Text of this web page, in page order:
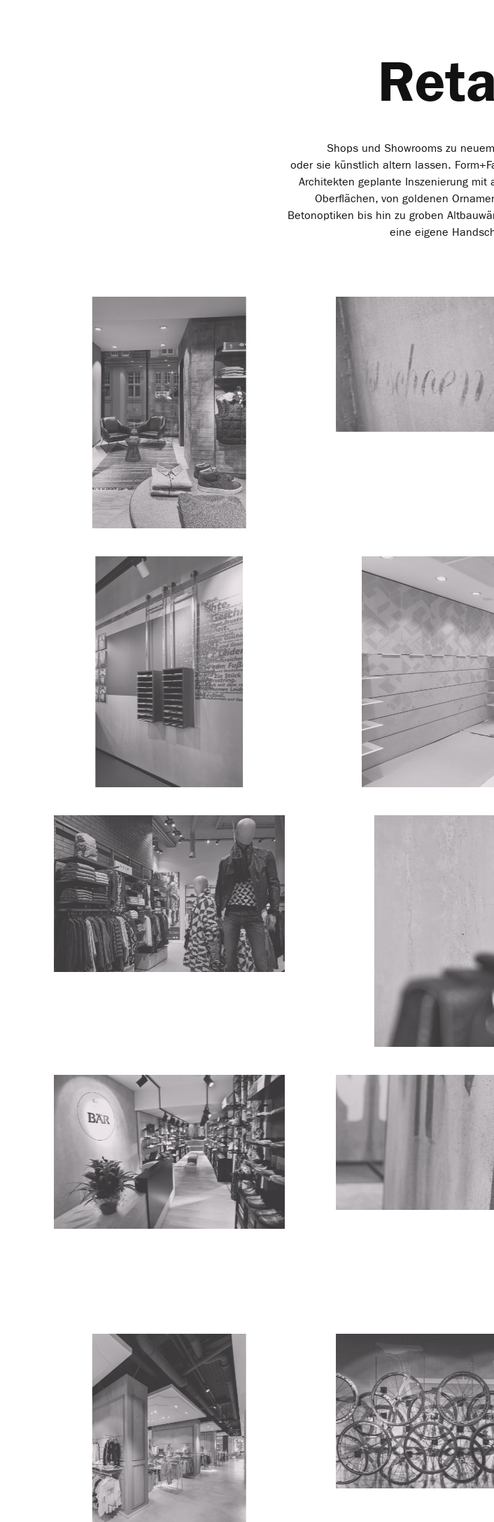
Shops und Showrooms zu
oder sie künstlich altern lassen.
Architekten geplante Inszenierung mit
Oberflächen, von goldenen
Betonoptiken bis hin zu groben
eine eigene
Retail
Gastronomie
Messe
Film
Und mehr
Entwürfe
Freie Arbeiten
Referenzen